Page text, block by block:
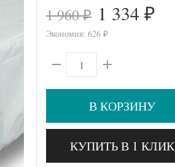
1 960₽ 1 334 ₽
Экономия: 626 ₽
В КОРЗИНУ
КУПИТЬ В 1 КЛИК